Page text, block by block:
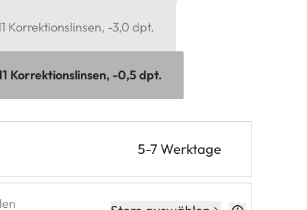
Korrektionslinsen, -3,0 dpt.
Korrektionslinsen, -0,5 dpt.
5-7 Werktage